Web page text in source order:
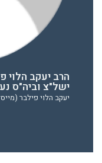
הרב יעקב הלוי
ישל"צ וביה"ס
יעקב הלוי פילבר